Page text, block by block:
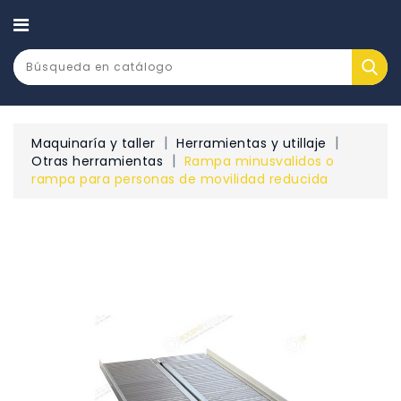
CATEGORÍA
Maquinaría y taller
Herramientas y utillaje
Otras herramientas
Rampa minusvalidos o
rampa para personas de movilidad reducida